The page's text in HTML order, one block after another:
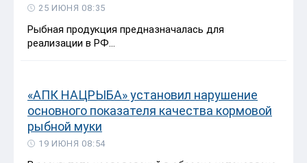
25 ИЮНЯ 08:35
Рыбная продукция предназначалась для
реализации в РФ...
«АПК НАЦРЫБА» установил нарушение
основного показателя качества кормовой
рыбной муки
19 ИЮНЯ 08:54